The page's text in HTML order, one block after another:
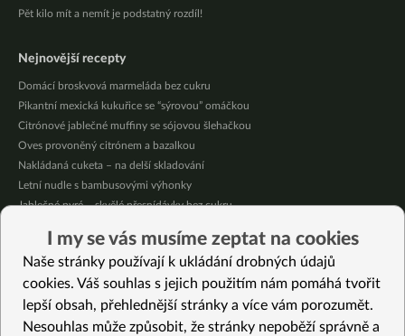
Pět kilo mít a nemít je podstatný rozdíl!
Nejnovější recepty
Domácí broskvová marmeláda bez cukru
Pikantní mexická kukuřice se “sýrovou” omáčkou
Citrónové jablečné muffiny se sójovou šlehačkou
Oves provoněný citrónem a bazalkou
Nakládaná cuketa – na delší skladování
Letní nudle s bambusovými výhonky
Jablečné pyré – skvělé přesnídávky bez cukru
Nakládaná cuketa – kvašáky
Mrkvovo-dýňová krémová polévka
Vybrané recepty
I my se vás musíme zeptat na cookies
Naše stránky používají k ukládání drobných údajů
cookies. Váš souhlas s jejich použitím nám pomáhá tvořit
lepší obsah, přehlednější stránky a více vám porozumět.
Nesouhlas může způsobit, že stránky nepoběží správně a